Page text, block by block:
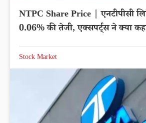
NTPC Share Price | एनटीपीसी
0.06% की तेजी, एक्सपर्ट्स ने क्या
Stock Market